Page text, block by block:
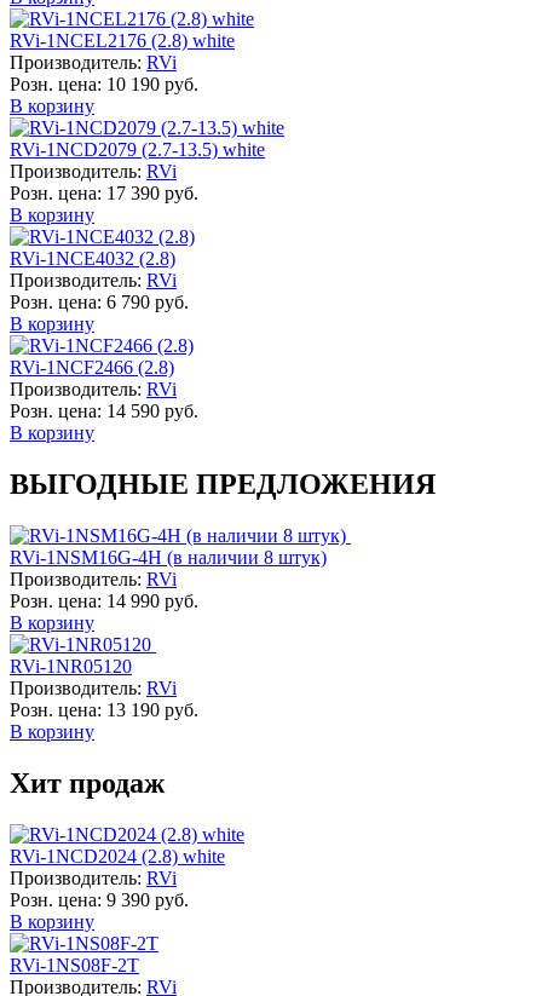
RVi-1NCEL2176 (2.8) white
Производитель: RVi
Розн. цена: 10 190 руб.
В корзину
RVi-1NCD2079 (2.7-13.5) white
Производитель: RVi
Розн. цена: 17 390 руб.
В корзину
RVi-1NCE4032 (2.8)
Производитель: RVi
Розн. цена: 6 790 руб.
В корзину
RVi-1NCF2466 (2.8)
Производитель: RVi
Розн. цена: 14 590 руб.
В корзину
ВЫГОДНЫЕ ПРЕДЛОЖЕНИЯ
RVi-1NSM16G-4H (в наличии 8 штук)
Производитель: RVi
Розн. цена: 14 990 руб.
В корзину
RVi-1NR05120
Производитель: RVi
Розн. цена: 13 190 руб.
В корзину
Хит продаж
RVi-1NCD2024 (2.8) white
Производитель: RVi
Розн. цена: 9 390 руб.
В корзину
RVi-1NS08F-2T
Производитель: RVi